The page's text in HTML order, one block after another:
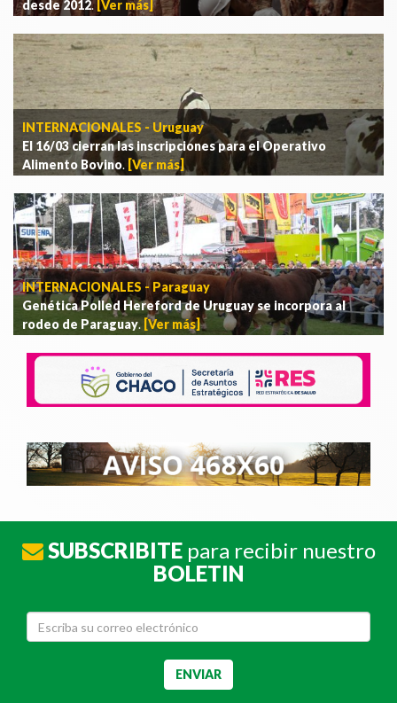
desde 2012. [Ver más]
INTERNACIONALES - Uruguay
El 16/03 cierran las inscripciones para el Operativo
Alimento Bovino. [Ver más]
INTERNACIONALES - Paraguay
Genética Polled Hereford de Uruguay se incorpora al
rodeo de Paraguay. [Ver más]
SUBSCRIBITEpara recibir nuestro
BOLETIN